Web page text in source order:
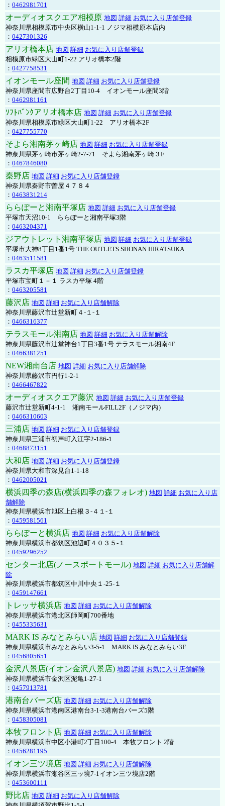
： 0462981701
オーディオスクエア相模原 地図 詳細 お気に入り店舗登録
神奈川県相模原市中央区横山1-1-1 ノジマ相模原本店内
： 0427301326
アリオ橋本店 地図 詳細 お気に入り店舗登録
相模原市緑区大山町1-22 アリオ橋本2階
： 0427758531
イオンモール座間 地図 詳細 お気に入り店舗登録
神奈川県座間市広野台2丁目10-4 イオンモール座間3階
： 0462981161
ｿﾌﾄﾊﾞﾝｸアリオ橋本店 地図 詳細 お気に入り店舗登録
神奈川県相模原市緑区大山町1-22 アリオ橋本2F
： 0427755770
そよら湘南茅ヶ崎店 地図 詳細 お気に入り店舗登録
神奈川県茅ヶ崎市茅ヶ崎2‐7‐71 そよら湘南茅ヶ崎３F
： 0467846080
秦野店 地図 詳細 お気に入り店舗登録
神奈川県秦野市曽屋４７８４
： 0463831214
ららぽーと湘南平塚店 地図 詳細 お気に入り店舗登録
平塚市天沼10-1 ららぽーと湘南平塚3階
： 0463204371
ジアウトレット湘南平塚店 地図 詳細 お気に入り店舗登録
平塚市大神8丁目1番1号 THE OUTLETS SHONAN HIRATSUKA
： 0463511581
ラスカ平塚店 地図 詳細 お気に入り店舗登録
平塚市宝町１－１ ラスカ平塚 4階
： 0463205581
藤沢店 地図 詳細 お気に入り店舗解除
神奈川県藤沢市辻堂新町４-１-１
： 0466316377
テラスモール湘南店 地図 詳細 お気に入り店舗解除
神奈川県藤沢市辻堂神台1丁目3番1号 テラスモール湘南4F
： 0466381251
NEW湘南台店 地図 詳細 お気に入り店舗解除
神奈川県藤沢市円行1-2-1
： 0466467822
オーディオスクエア藤沢 地図 詳細 お気に入り店舗登録
藤沢市辻堂新町4-1-1 湘南モールFILL2F（ノジマ内）
： 0466310603
三浦店 地図 詳細 お気に入り店舗登録
神奈川県三浦市初声町入江字2-186-1
： 0468873151
大和店 地図 詳細 お気に入り店舗登録
神奈川県大和市深見台1-1-18
： 0462005021
横浜四季の森店(横浜四季の森フォレオ) 地図 詳細 お気に入り店
舗解除
神奈川県横浜市旭区上白根３-４１-１
： 0459581561
ららぽーと横浜店 地図 詳細 お気に入り店舗解除
神奈川県横浜市都筑区池辺町４０３５-１
： 0459296252
センター北店(ノースポートモール) 地図 詳細 お気に入り店舗解
除
神奈川県横浜市都筑区中川中央１-25-１
： 0459147661
トレッサ横浜店 地図 詳細 お気に入り店舗解除
神奈川県横浜市港北区師岡町700番地
： 0455335631
MARK IS みなとみらい店 地図 詳細 お気に入り店舗登録
神奈川県横浜市みなとみらい3-5-1 MARK IS みなとみらい3F
： 0456805651
金沢八景店(イオン金沢八景店) 地図 詳細 お気に入り店舗解除
神奈川県横浜市金沢区泥亀1-27-1
： 0457913781
港南台バーズ店 地図 詳細 お気に入り店舗解除
神奈川県横浜市港南区港南台3-1-3港南台バーズ5階
： 0458305081
本牧フロント店 地図 詳細 お気に入り店舗解除
神奈川県横浜市中区小港町2丁目100-4 本牧フロント 2階
： 0456281195
イオン三ツ境店 地図 詳細 お気に入り店舗解除
神奈川県横浜市瀬谷区三ッ境7-1イオン三ツ境店2階
： 0453600111
野比店 地図 詳細 お気に入り店舗解除